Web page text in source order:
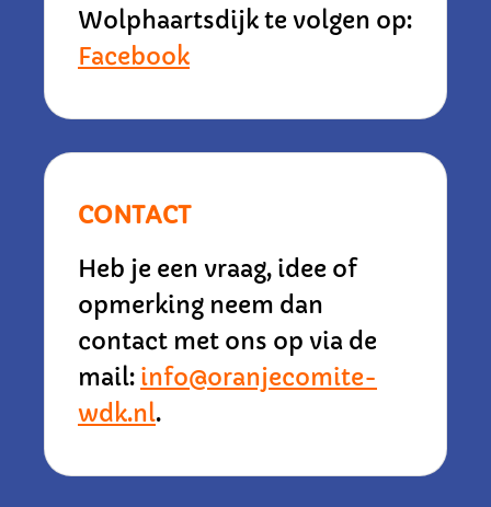
Wolphaartsdijk te volgen op:
Facebook
CONTACT
Heb je een vraag, idee of
opmerking neem dan
contact met ons op via de
mail: info@oranjecomite-
wdk.nl.